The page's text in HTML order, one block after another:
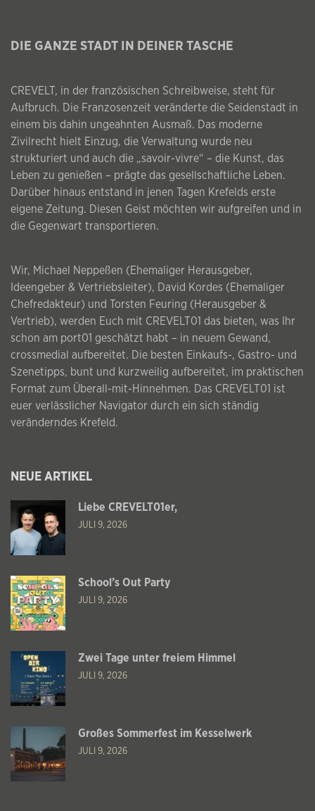
DIE GANZE STADT IN DEINER TASCHE
CREVELT, in der französischen Schreibweise, steht für
Aufbruch. Die Franzosenzeit veränderte die Seidenstadt in
einem bis dahin ungeahnten Ausmaß. Das moderne
Zivilrecht hielt Einzug, die Verwaltung wurde neu
strukturiert und auch die „savoir-vivre“ – die Kunst, das
Leben zu genießen – prägte das gesellschaftliche Leben.
Darüber hinaus entstand in jenen Tagen Krefelds erste
eigene Zeitung. Diesen Geist möchten wir aufgreifen und in
die Gegenwart transportieren.
Wir, Michael Neppeßen (Ehemaliger Herausgeber,
Ideengeber & Vertriebsleiter), David Kordes (Ehemaliger
Chefredakteur) und Torsten Feuring (Herausgeber &
Vertrieb), werden Euch mit CREVELT01 das bieten, was Ihr
schon am port01 geschätzt habt – in neuem Gewand,
crossmedial aufbereitet. Die besten Einkaufs-, Gastro- und
Szenetipps, bunt und kurzweilig aufbereitet, im praktischen
Format zum Überall-mit-Hinnehmen. Das CREVELT01 ist
euer verlässlicher Navigator durch ein sich ständig
veränderndes Krefeld.
NEUE ARTIKEL
Liebe CREVELT01er,
JULI 9, 2026
School’s Out Party
JULI 9, 2026
Zwei Tage unter freiem Himmel
JULI 9, 2026
Großes Sommerfest im Kesselwerk
JULI 9, 2026